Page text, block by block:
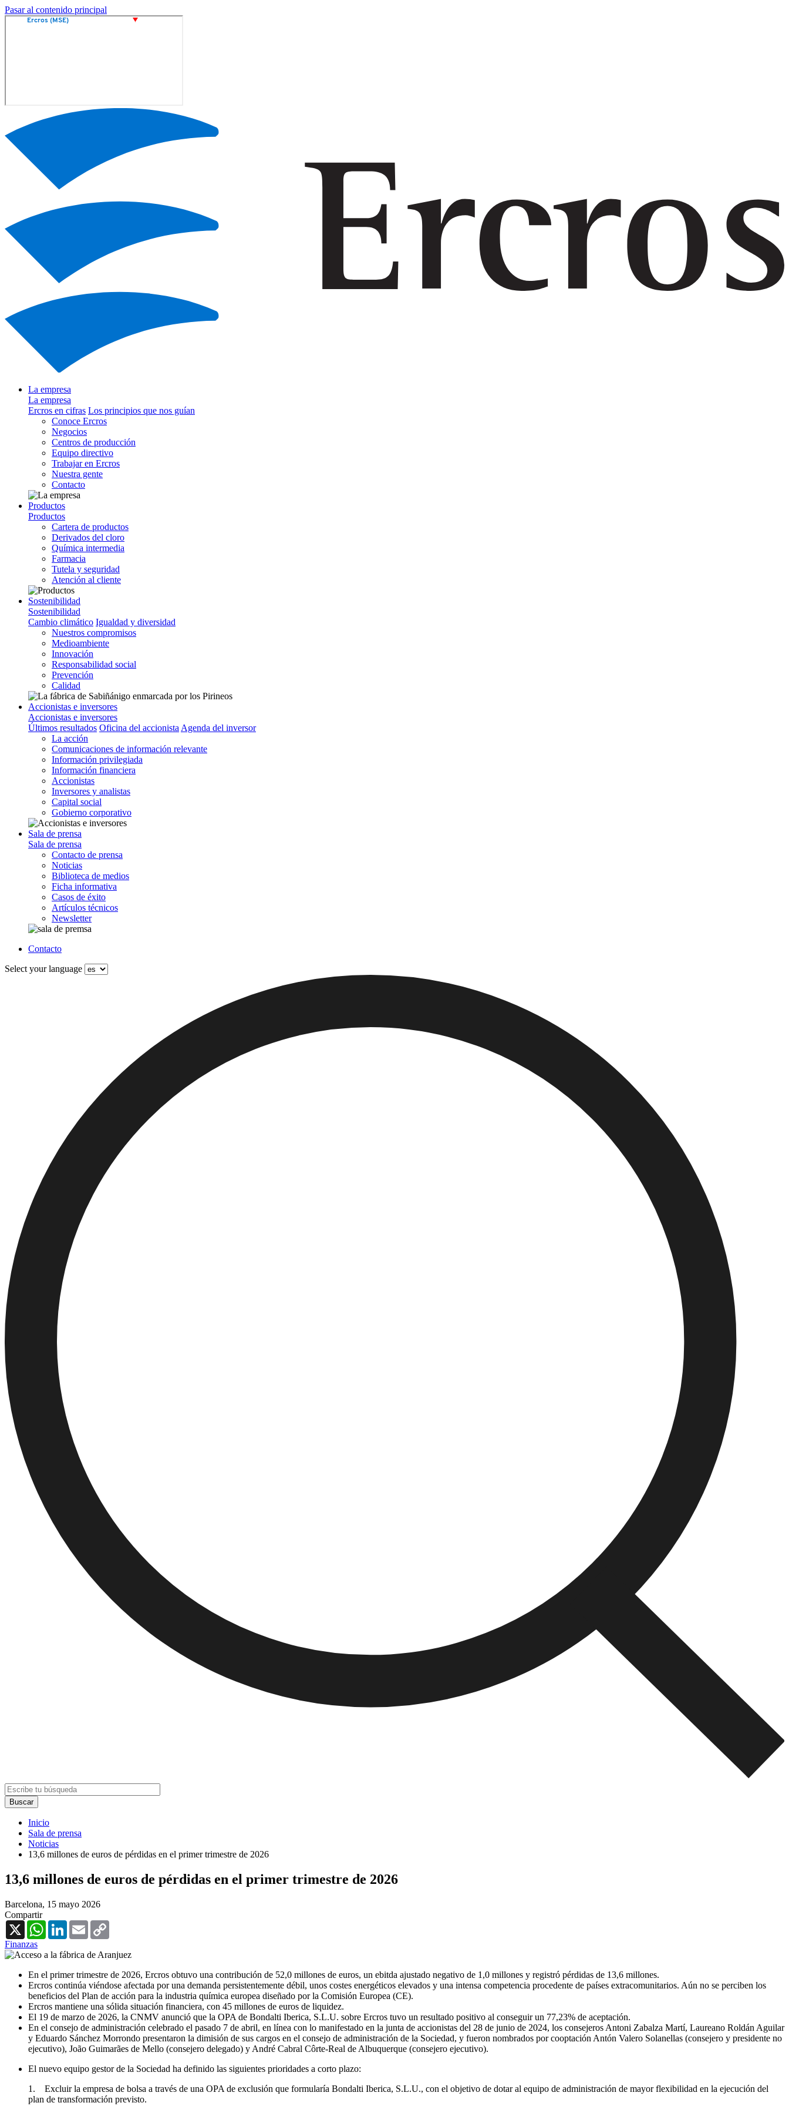
Pasar al contenido principal
La empresa
La empresa
Ercros en cifras Los principios que nos guían
Conoce Ercros
Negocios
Centros de producción
Equipo directivo
Trabajar en Ercros
Nuestra gente
Contacto
Productos
Productos
Cartera de productos
Derivados del cloro
Química intermedia
Farmacia
Tutela y seguridad
Atención al cliente
Sostenibilidad
Sostenibilidad
Cambio climático Igualdad y diversidad
Nuestros compromisos
Medioambiente
Innovación
Responsabilidad social
Prevención
Calidad
Accionistas e inversores
Accionistas e inversores
Últimos resultados Oficina del accionista Agenda del inversor
La acción
Comunicaciones de información relevante
Información privilegiada
Información financiera
Accionistas
Inversores y analistas
Capital social
Gobierno corporativo
Sala de prensa
Sala de prensa
Contacto de prensa
Noticias
Biblioteca de medios
Ficha informativa
Casos de éxito
Artículos técnicos
Newsletter
Contacto
Select your language
Inicio
Sala de prensa
Noticias
13,6 millones de euros de pérdidas en el primer trimestre de 2026
13,6 millones de euros de pérdidas en el primer trimestre de 2026
Barcelona, 15 mayo 2026
Compartir
X
WhatsAppLinkedInEmail
Finanzas
En el primer trimestre de 2026, Ercros obtuvo una contribución de 52,0 millones de euros, un ebitda ajustado negativo de 1,0 millones y registró pérdidas de 13,6 millones.
Ercros continúa viéndose afectada por una demanda persistentemente débil, unos costes energéticos elevados y una intensa competencia procedente de países extracomunitarios. Aún no se perciben los
beneficios del Plan de acción para la industria química europea diseñado por la Comisión Europea (CE).
Ercros mantiene una sólida situación financiera, con 45 millones de euros de liquidez.
El 19 de marzo de 2026, la CNMV anunció que la OPA de Bondalti Iberica, S.L.U. sobre Ercros tuvo un resultado positivo al conseguir un 77,23% de aceptación.
En el consejo de administración celebrado el pasado 7 de abril, en línea con lo manifestado en la junta de accionistas del 28 de junio de 2024, los consejeros Antoni Zabalza Martí, Laureano Roldán Aguilar
y Eduardo Sánchez Morrondo presentaron la dimisión de sus cargos en el consejo de administración de la Sociedad, y fueron nombrados por cooptación Antón Valero Solanellas (consejero y presidente no
ejecutivo), João Guimarães de Mello (consejero delegado) y André Cabral Côrte-Real de Albuquerque (consejero ejecutivo).
El nuevo equipo gestor de la Sociedad ha definido las siguientes prioridades a corto plazo:
1. Excluir la empresa de bolsa a través de una OPA de exclusión que formularía Bondalti Iberica, S.L.U., con el objetivo de dotar al equipo de administración de mayor flexibilidad en la ejecución del
plan de transformación previsto.